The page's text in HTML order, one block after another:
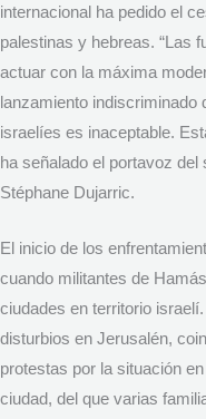
internacional ha pedido el
palestinas y hebreas. “Las
actuar con la máxima
lanzamiento indiscriminado
israelíes es inaceptable.
ha señalado el portavoz
Stéphane Dujarric.
El inicio de los
cuando militantes de
ciudades en territorio
disturbios en Jerusalén,
protestas por la situación
ciudad, del que varias